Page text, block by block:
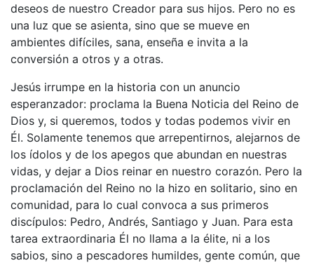
deseos de nuestro Creador para sus hijos. Pero no es
una luz que se asienta, sino que se mueve en
ambientes difíciles, sana, enseña e invita a la
conversión a otros y a otras.
Jesús irrumpe en la historia con un anuncio
esperanzador: proclama la Buena Noticia del Reino de
Dios y, si queremos, todos y todas podemos vivir en
Él. Solamente tenemos que arrepentirnos, alejarnos de
los ídolos y de los apegos que abundan en nuestras
vidas, y dejar a Dios reinar en nuestro corazón. Pero la
proclamación del Reino no la hizo en solitario, sino en
comunidad, para lo cual convoca a sus primeros
discípulos: Pedro, Andrés, Santiago y Juan. Para esta
tarea extraordinaria Él no llama a la élite, ni a los
sabios, sino a pescadores humildes, gente común, que